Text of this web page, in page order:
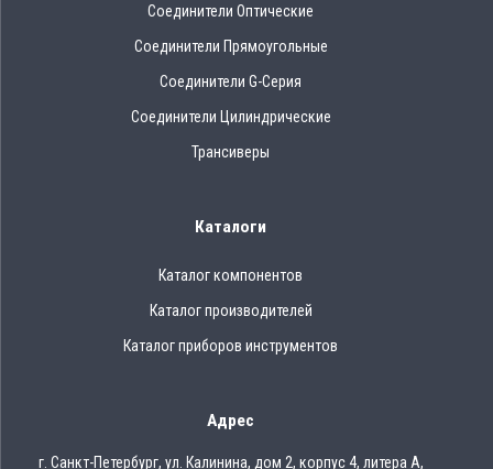
Соединители Оптические
Соединители Прямоугольные
Соединители G-Серия
Соединители Цилиндрические
Трансиверы
Каталоги
Каталог компонентов
Каталог производителей
Каталог приборов инструментов
Адрес
г. Санкт-Петербург, ул. Калинина, дом 2, корпус 4, литера А,